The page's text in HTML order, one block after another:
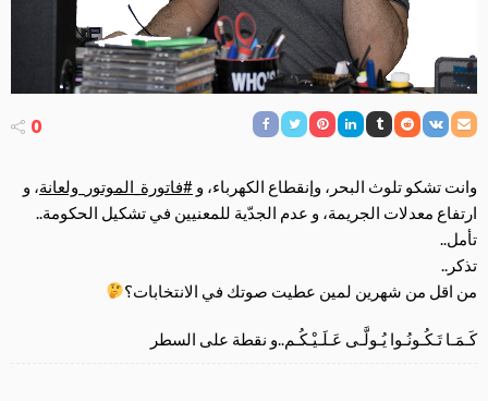
0
وانت تشكو تلوث البحر، وإنقطاع الكهرباء، و ⁧‫ #فاتورة_الموتور_ولعانة‬⁩، و
ارتفاع معدلات الجريمة، و عدم الجدّية للمعنيين في تشكيل الحكومة..
‏تأمل..
‏تذكر..
‏من اقل من شهرين لمين عطيت صوتك في الانتخابات؟
‏كَـمَـا تَـكُـونُـوا يُـولَّـى عَـلَـيْـكُـم..و نقطة على السطر